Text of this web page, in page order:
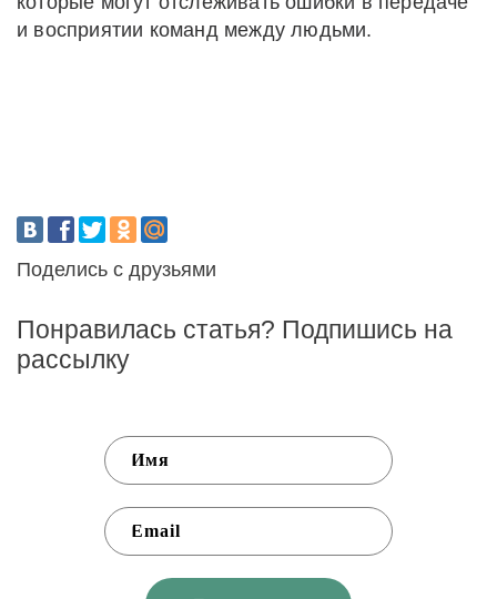
и восприятии команд между людьми.
Поделись с друзьями
Понравилась статья? Подпишись на
рассылку